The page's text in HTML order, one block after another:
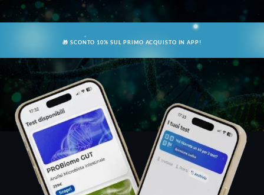
🎁SCONTO 10% SUL PRIMO ACQUISTO IN APP!